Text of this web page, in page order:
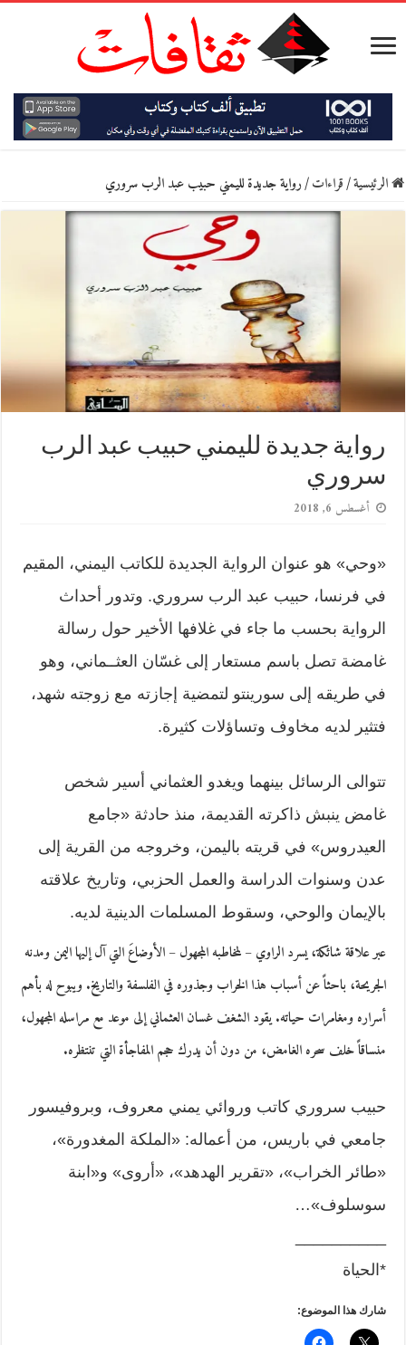
الرئيسية/قراءات/رواية جديدة لليمني حبيب عبد الرب سروري
رواية جديدة لليمني حبيب عبد الرب
سروري
أغسطس 6, 2018
«وحي» هو عنوان الرواية الجديدة للكاتب اليمني، المقيم
في فرنسا، حبيب عبد الرب سروري. وتدور أحداث
الرواية بحسب ما جاء في غلافها الأخير حول رسالة
غامضة تصل باسم مستعار إلى غسّان العثــماني، وهو
في طريقه إلى سورينتو لتمضية إجازته مع زوجته شهد،
فتثير لديه مخاوف وتساؤلات كثيرة.
تتوالى الرسائل بينهما ويغدو العثماني أسير شخص
غامض ينبش ذاكرته القديمة، منذ حادثة «جامع
العيدروس» في قريته باليمن، وخروجه من القرية إلى
عدن وسنوات الدراسة والعمل الحزبي، وتاريخ علاقته
بالإيمان والوحي، وسقوط المسلمات الدينية لديه.
عبر علاقة شائكة، يسرد الراوي – لمخاطبه المجهول – الأوضاعَ التي آل إليها اليمن ومدنه
الجريحة، باحثاً عن أسباب هذا الخراب وجذوره في الفلسفة والتاريخ. ويبوح له بأهم
أسراره ومغامرات حياته. يقود الشغف غسان العثماني إلى موعد مع مراسله المجهول،
منساقاً خلف سحره الغامض، من دون أن يدرك حجم المفاجأة التي تنتظره.
حبيب سروري كاتب وروائي يمني معروف، وبروفيسور
جامعي في باريس، من أعماله: «الملكة المغدورة»،
«طائر الخراب»، «تقرير الهدهد»، «أروى» و«ابنة
سوسلوف»…
*الحياة
شارك هذا الموضوع: